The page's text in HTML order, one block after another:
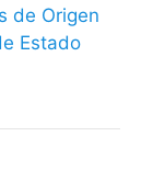
de Origen
Estado